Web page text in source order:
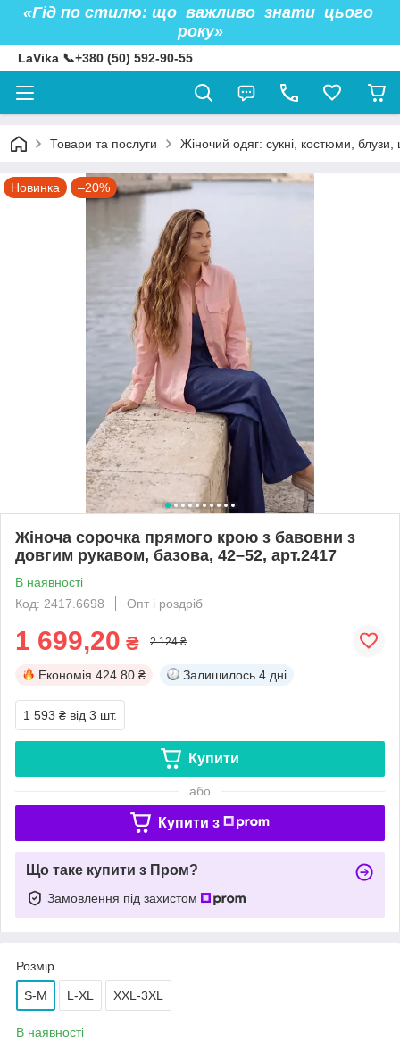
«Гід по стилю: що важливо знати цього
року»
LaVika 📞+380 (50) 592-90-55
Товари та послуги Жіночий одяг: сукні, костюми, блузи,
Новинка –20%
Жіноча сорочка прямого крою з бавовни з
довгим рукавом, базова, 42–52, арт.2417
В наявності
Код: 2417.6698
Опт і роздріб
1 699,20 ₴ 2 124 ₴
Економія 424.80 ₴ Залишилось 4 дні
1 593 ₴ від 3 шт.
Купити
або
Купити з
Що таке купити з Пром?
Замовлення під захистом
Розмір
S-M L-XL XXL-3XL
В наявності